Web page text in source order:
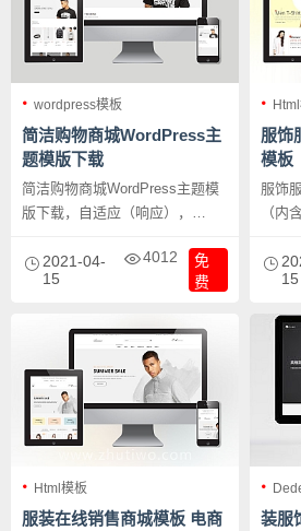
wordpress模板
简洁购物商城WordPress主
题模版下载
简洁购物商城WordPress主题模
版下载，自适应（响应），
布局搭建，Layer 幻灯片，
WPML ，Mega 菜单，置顶菜
单，55个自定义布局搭建，SEO
等。本wordpress模版适合电商行
业使用，界面清爽时尚，适合服
装、家具等行业，功能强大，美
观大方。
2021-04-
15
4012
免
费
服饰
模板
服饰
（内
不错
风格。
15
Html模板
服装在线销售商城模板 电商
装服